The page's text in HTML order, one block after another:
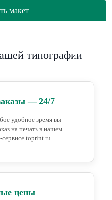
макет
типографии
— 24/7
удобное время вы
на печать в нашем
сервисе toprint.ru
цены